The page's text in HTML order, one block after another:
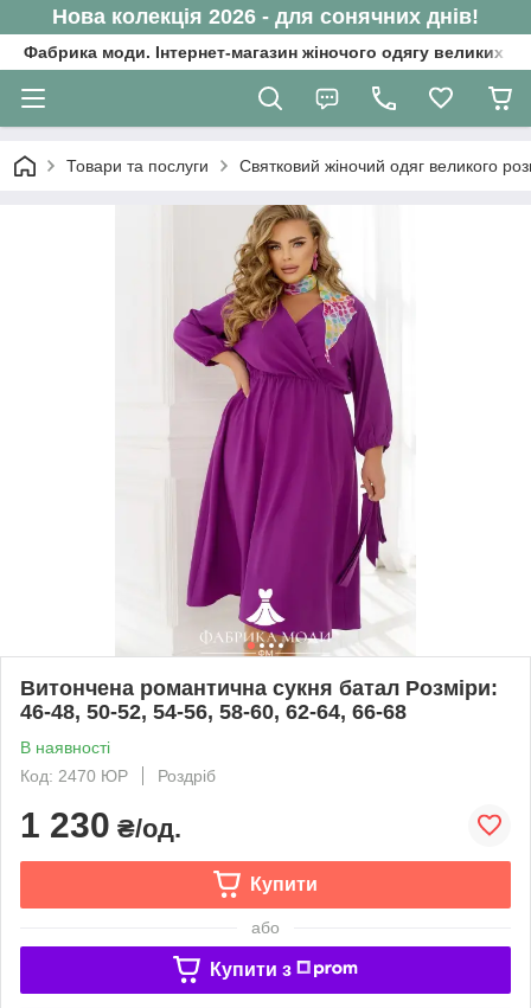
Нова колекція 2026 - для сонячних днів!
Фабрика моди. Інтернет-магазин жіночого одягу великих
Товари та послуги Святковий жіночий одяг великого
Витончена романтична сукня батал Розміри:
46-48, 50-52, 54-56, 58-60, 62-64, 66-68
В наявності
Код: 2470 ЮР
Роздріб
1 230 ₴/од.
Купити
або
Купити з